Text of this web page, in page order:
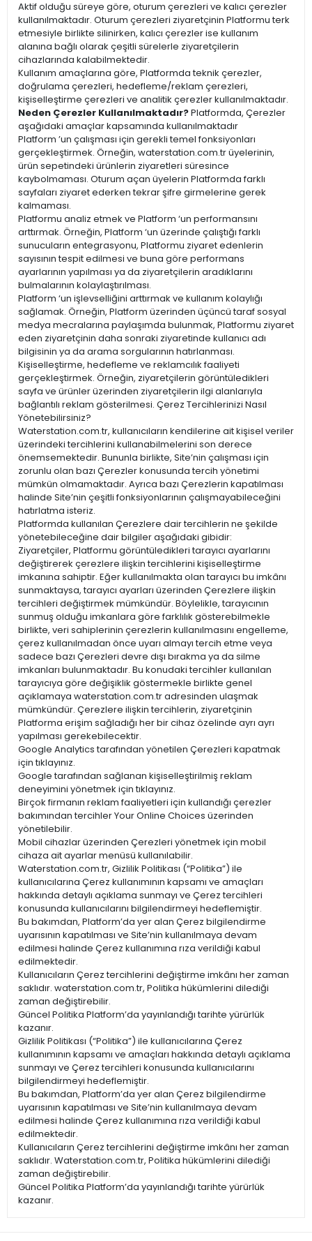
Aktif olduğu süreye göre, oturum çerezleri ve kalıcı çerezler
kullanılmaktadır. Oturum çerezleri ziyaretçinin Platformu terk
etmesiyle birlikte silinirken, kalıcı çerezler ise kullanım
alanına bağlı olarak çeşitli sürelerle ziyaretçilerin
cihazlarında kalabilmektedir.
Kullanım amaçlarına göre, Platformda teknik çerezler,
doğrulama çerezleri, hedefleme/reklam çerezleri,
kişiselleştirme çerezleri ve analitik çerezler kullanılmaktadır.
Neden Çerezler Kullanılmaktadır?Platformda, Çerezler
aşağıdaki amaçlar kapsamında kullanılmaktadır
Platform ’un çalışması için gerekli temel fonksiyonları
gerçekleştirmek. Örneğin, waterstation.com.tr üyelerinin,
ürün sepetindeki ürünlerin ziyaretleri süresince
kaybolmaması. Oturum açan üyelerin Platformda farklı
sayfaları ziyaret ederken tekrar şifre girmelerine gerek
kalmaması.
Platformu analiz etmek ve Platform ‘un performansını
arttırmak. Örneğin, Platform ‘un üzerinde çalıştığı farklı
sunucuların entegrasyonu, Platformu ziyaret edenlerin
sayısının tespit edilmesi ve buna göre performans
ayarlarının yapılması ya da ziyaretçilerin aradıklarını
bulmalarının kolaylaştırılması.
Platform ‘un işlevselliğini arttırmak ve kullanım kolaylığı
sağlamak. Örneğin, Platform üzerinden üçüncü taraf sosyal
medya mecralarına paylaşımda bulunmak, Platformu ziyaret
eden ziyaretçinin daha sonraki ziyaretinde kullanıcı adı
bilgisinin ya da arama sorgularının hatırlanması.
Kişiselleştirme, hedefleme ve reklamcılık faaliyeti
gerçekleştirmek. Örneğin, ziyaretçilerin görüntüledikleri
sayfa ve ürünler üzerinden ziyaretçilerin ilgi alanlarıyla
bağlantılı reklam gösterilmesi. Çerez Tercihlerinizi Nasıl
Yönetebilirsiniz?
Waterstation.com.tr, kullanıcıların kendilerine ait kişisel veriler
üzerindeki tercihlerini kullanabilmelerini son derece
önemsemektedir. Bununla birlikte, Site’nin çalışması için
zorunlu olan bazı Çerezler konusunda tercih yönetimi
mümkün olmamaktadır. Ayrıca bazı Çerezlerin kapatılması
halinde Site’nin çeşitli fonksiyonlarının çalışmayabileceğini
hatırlatma isteriz.
Platformda kullanılan Çerezlere dair tercihlerin ne şekilde
yönetebileceğine dair bilgiler aşağıdaki gibidir:
Ziyaretçiler, Platformu görüntüledikleri tarayıcı ayarlarını
değiştirerek çerezlere ilişkin tercihlerini kişiselleştirme
imkanına sahiptir. Eğer kullanılmakta olan tarayıcı bu imkânı
sunmaktaysa, tarayıcı ayarları üzerinden Çerezlere ilişkin
tercihleri değiştirmek mümkündür. Böylelikle, tarayıcının
sunmuş olduğu imkanlara göre farklılık gösterebilmekle
birlikte, veri sahiplerinin çerezlerin kullanılmasını engelleme,
çerez kullanılmadan önce uyarı almayı tercih etme veya
sadece bazı Çerezleri devre dışı bırakma ya da silme
imkanları bulunmaktadır. Bu konudaki tercihler kullanılan
tarayıcıya göre değişiklik göstermekle birlikte genel
açıklamaya waterstation.com.tr adresinden ulaşmak
mümkündür. Çerezlere ilişkin tercihlerin, ziyaretçinin
Platforma erişim sağladığı her bir cihaz özelinde ayrı ayrı
yapılması gerekebilecektir.
Google Analytics tarafından yönetilen Çerezleri kapatmak
için tıklayınız.
Google tarafından sağlanan kişiselleştirilmiş reklam
deneyimini yönetmek için tıklayınız.
Birçok firmanın reklam faaliyetleri için kullandığı çerezler
bakımından tercihler Your Online Choices üzerinden
yönetilebilir.
Mobil cihazlar üzerinden Çerezleri yönetmek için mobil
cihaza ait ayarlar menüsü kullanılabilir.
Waterstation.com.tr, Gizlilik Politikası (“Politika”) ile
kullanıcılarına Çerez kullanımının kapsamı ve amaçları
hakkında detaylı açıklama sunmayı ve Çerez tercihleri
konusunda kullanıcılarını bilgilendirmeyi hedeflemiştir.
Bu bakımdan, Platform’da yer alan Çerez bilgilendirme
uyarısının kapatılması ve Site’nin kullanılmaya devam
edilmesi halinde Çerez kullanımına rıza verildiği kabul
edilmektedir.
Kullanıcıların Çerez tercihlerini değiştirme imkânı her zaman
saklıdır. waterstation.com.tr, Politika hükümlerini dilediği
zaman değiştirebilir.
Güncel Politika Platform’da yayınlandığı tarihte yürürlük
kazanır.
Gizlilik Politikası (“Politika”) ile kullanıcılarına Çerez
kullanımının kapsamı ve amaçları hakkında detaylı açıklama
sunmayı ve Çerez tercihleri konusunda kullanıcılarını
bilgilendirmeyi hedeflemiştir.
Bu bakımdan, Platform’da yer alan Çerez bilgilendirme
uyarısının kapatılması ve Site’nin kullanılmaya devam
edilmesi halinde Çerez kullanımına rıza verildiği kabul
edilmektedir.
Kullanıcıların Çerez tercihlerini değiştirme imkânı her zaman
saklıdır. Waterstation.com.tr, Politika hükümlerini dilediği
zaman değiştirebilir.
Güncel Politika Platform’da yayınlandığı tarihte yürürlük
kazanır.